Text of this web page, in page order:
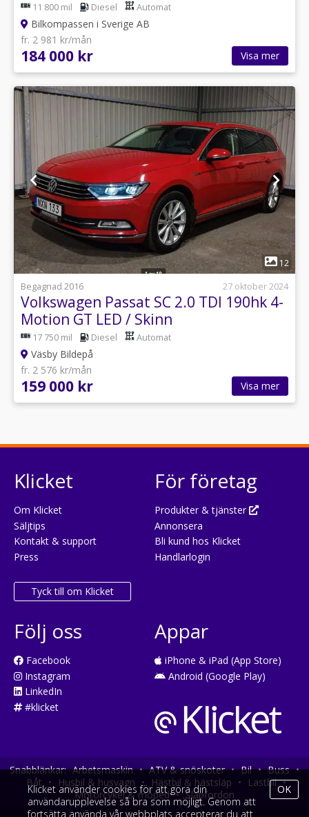
11 800 mil Diesel Automat
Bilkompassen i Sverige AB
fr. 2 981 kr/mån
184 000 kr Visa mer
1
12
Begagnad 2016
27 oktober 2024
Volkswagen Passat SC 2.0 TDI 190hk 4-
Motion GT LED / Skinn
17 750 mil Diesel Automat
Väsby Bildepå
fr. 2 576 kr/mån
159 000 kr Visa mer
Klicket
Om Klicket
Säljtips
Kontakt & support
Press
Tyck till om Klicket
För företag
Produkter & tjänster
Annonsera
Bli kund hos Klicket
Handlarlogin
Följ oss
Facebook
Instagram
LinkedIn
#klicket
Appar
iPhone & iPad (App Store)
Android (Google Play)
Snabblänkar: Arbetsmaskin • ATV & snöskoter • Bil • Buss •
Båt • Husbil & husvagn • Hästbil & hästsläp • Lastbil •
Motorcykel & moped • Släpfordon
Klicket använder cookies för att göra din
användarupplevelse så bra som möjligt. Genom att
fortsätta använda vår webbplats accepterar du att
OK